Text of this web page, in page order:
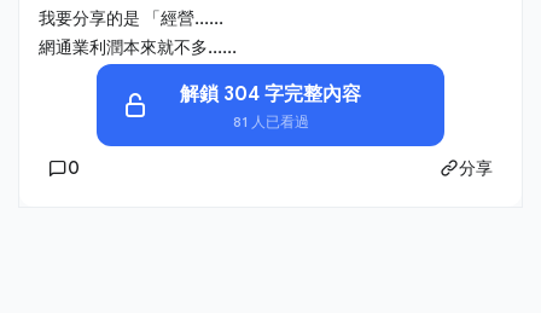
我要分享的是 「經營......
網通業利潤本來就不多......
解鎖 304 字完整內容
81 人已看過
0 分享